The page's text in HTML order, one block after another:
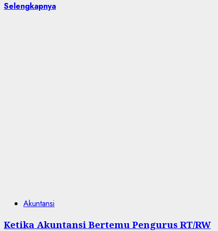
Selengkapnya
Akuntansi
Ketika Akuntansi Bertemu Pengurus RT/RW